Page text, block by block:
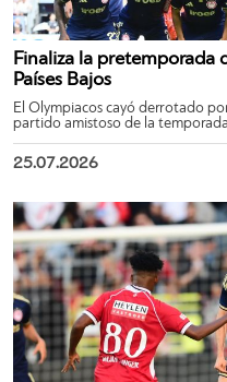
Finaliza la pretemporada
Países Bajos
El Olympiacos cayó derrotado
partido amistoso de la
25.07.2026